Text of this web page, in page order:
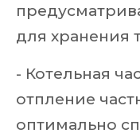
для хранения
- Котельная
отпление
оптимально